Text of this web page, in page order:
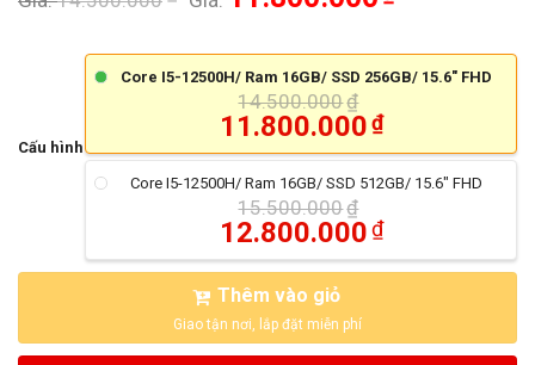
Cấu hình
Core I5-12500H/ Ram 16GB/ SSD 256GB/ 15.6" FHD
14.500.000₫
11.800.000₫
Core I5-12500H/ Ram 16GB/ SSD 512GB/ 15.6" FHD
15.500.000₫
12.800.000₫
Thêm vào giỏ